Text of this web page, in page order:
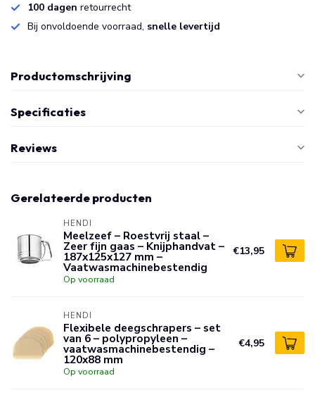
100 dagen retourrecht
Bij onvoldoende voorraad, snelle levertijd
Productomschrijving
Specificaties
Reviews
Gerelateerde producten
HENDI
Meelzeef – Roestvrij staal –
Zeer fijn gaas – Knijphandvat –
187x125x127 mm –
Vaatwasmachinebestendig
Op voorraad
€13,95
HENDI
Flexibele deegschrapers – set
van 6 – polypropyleen –
vaatwasmachinebestendig –
120x88 mm
Op voorraad
€4,95